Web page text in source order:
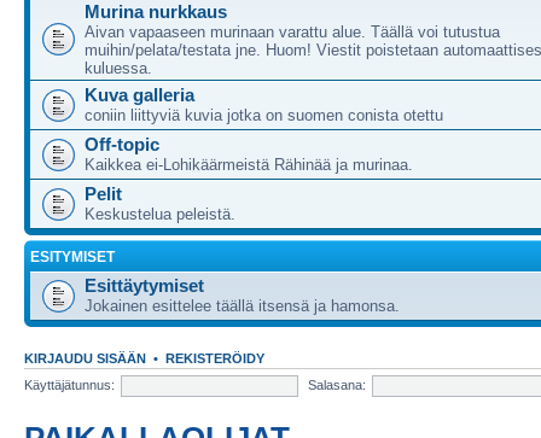
Murina nurkkaus
Aivan vapaaseen murinaan varattu alue. Täällä voi tutustua
muihin/pelata/testata jne. Huom! Viestit poistetaan
kuluessa.
Kuva galleria
coniin liittyviä kuvia jotka on suomen conista otettu
Off-topic
Kaikkea ei-Lohikäärmeistä Rähinää ja murinaa.
Pelit
Keskustelua peleistä.
ESITYMISET
Esittäytymiset
Jokainen esittelee täällä itsensä ja hamonsa.
KIRJAUDU SISÄÄN • REKISTERÖIDY
Käyttäjätunnus:
Salasana: